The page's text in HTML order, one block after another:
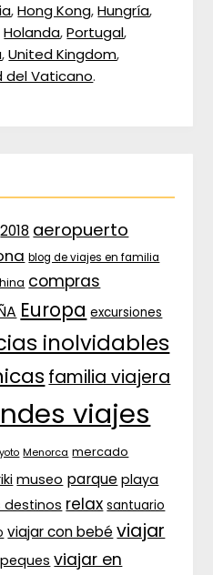
,Hong Kong,Hungría,
Holanda,Portugal,
,United Kingdom,
del Vaticano.
2018 aeropuerto
blog de viajes en familia
compras
Europa excursiones
inolvidables
familia viajera
viajes
Menorca mercado
museo parque playa
destinos relax santuario
viajar con bebé viajar
viajar en